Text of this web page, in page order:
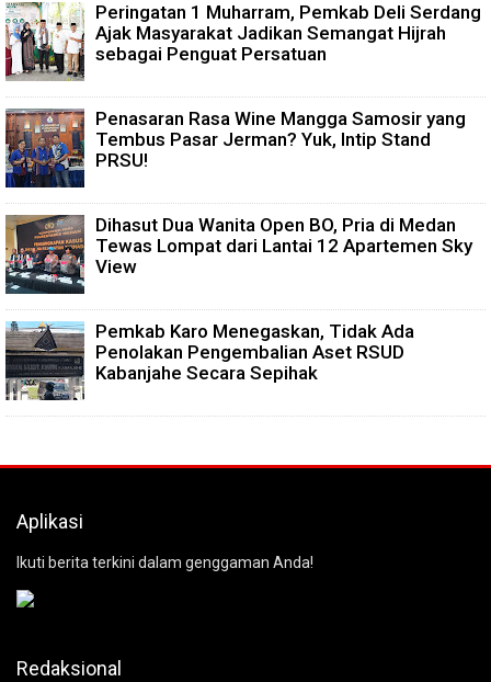
Peringatan 1 Muharram, Pemkab Deli Serdang
Ajak Masyarakat Jadikan Semangat Hijrah
sebagai Penguat Persatuan
Penasaran Rasa Wine Mangga Samosir yang
Tembus Pasar Jerman? Yuk, Intip Stand
PRSU!
Dihasut Dua Wanita Open BO, Pria di Medan
Tewas Lompat dari Lantai 12 Apartemen Sky
View
Pemkab Karo Menegaskan, Tidak Ada
Penolakan Pengembalian Aset RSUD
Kabanjahe Secara Sepihak
Aplikasi
Ikuti berita terkini dalam genggaman Anda!
Redaksional